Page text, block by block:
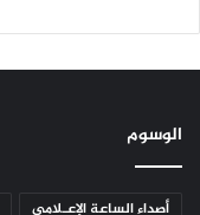
الوسوم
أصداء الساعة الإعـلامي